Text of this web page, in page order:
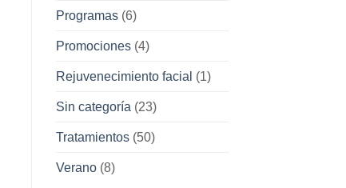
Programas(6)
Promociones(4)
Rejuvenecimiento facial (1)
Sin categoría (23)
Tratamientos(50)
Verano(8)